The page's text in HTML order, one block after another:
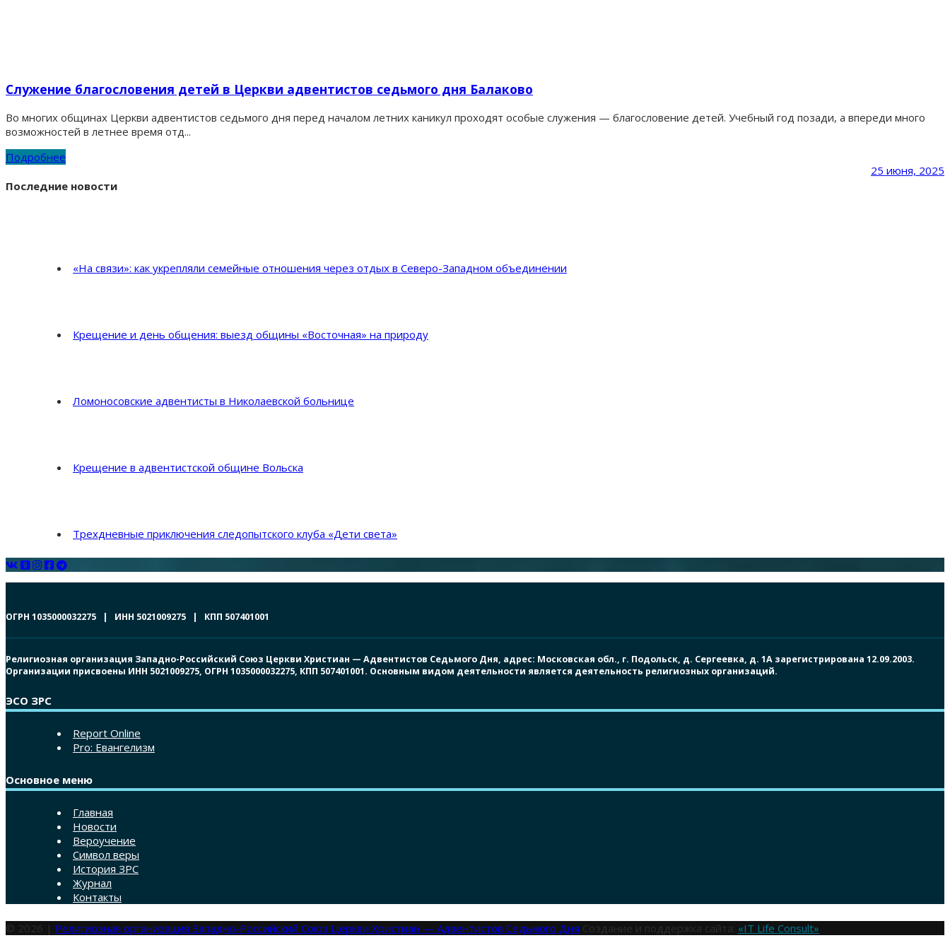
Служение благословения детей в Церкви адвентистов седьмого дня Балаково
Во многих общинах Церкви адвентистов седьмого дня перед началом летних каникул проходят особые служения — благословение детей. Учебный год позади, а впереди много
возможностей в летнее время отд...
Подробнее
25 июня, 2025
Последние новости
«На связи»: как укрепляли семейные отношения через отдых в Северо-Западном объединении
Крещение и день общения: выезд общины «Восточная» на природу
Ломоносовские адвентисты в Николаевской больнице
Крещение в адвентистской общине Вольска
Трехдневные приключения следопытского клуба «Дети света»
ОГРН 1035000032275 | ИНН 5021009275 | КПП 507401001
Религиозная организация Западно-Российский Союз Церкви Христиан — Адвентистов Седьмого Дня, адрес: Московская обл., г. Подольск, д. Сергеевка, д. 1А зарегистрирована 12.09.2003.
Организации присвоены ИНН 5021009275, ОГРН 1035000032275, КПП 507401001. Основным видом деятельности является деятельность религиозных организаций.
ЭСО ЗРС
Report Online
Pro: Евангелизм
Основное меню
Главная
Новости
Вероучение
Символ веры
История ЗРС
Журнал
Контакты
© 2026 | Религиозная организация Западно-Российский Союз Церкви Христиан — Адвентистов Седьмого Дня Создание и поддержка сайта: «IT Life Consult»